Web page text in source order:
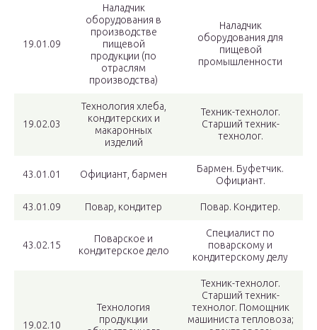
19.01.09
Наладчик
оборудования в
производстве
пищевой
продукции (по
отраслям
производства)
Наладчик
оборудования для
пищевой
промышленности
19.02.03
Технология хлеба,
кондитерских и
макаронных
изделий
Техник-технолог.
Старший техник-
технолог.
43.01.01 Официант, бармен
Бармен. Буфетчик.
Официант.
43.01.09 Повар, кондитер Повар. Кондитер.
43.02.15
Поварское и
кондитерское дело
Специалист по
поварскому и
кондитерскому делу
19.02.10
Технология
продукции
Техник-технолог.
Старший техник-
технолог. Помощник
машиниста тепловоза;